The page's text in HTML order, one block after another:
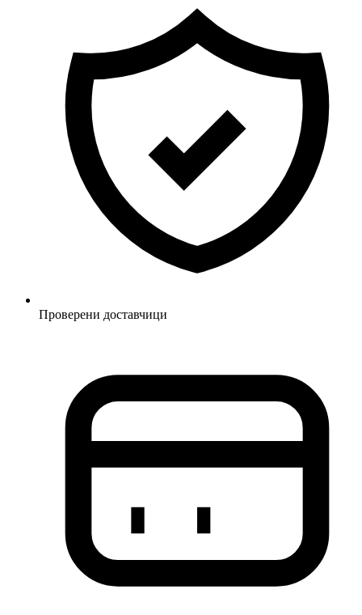
Проверени доставчици